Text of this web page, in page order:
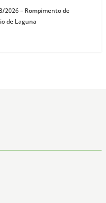
2026 – Rompimento de
de Laguna